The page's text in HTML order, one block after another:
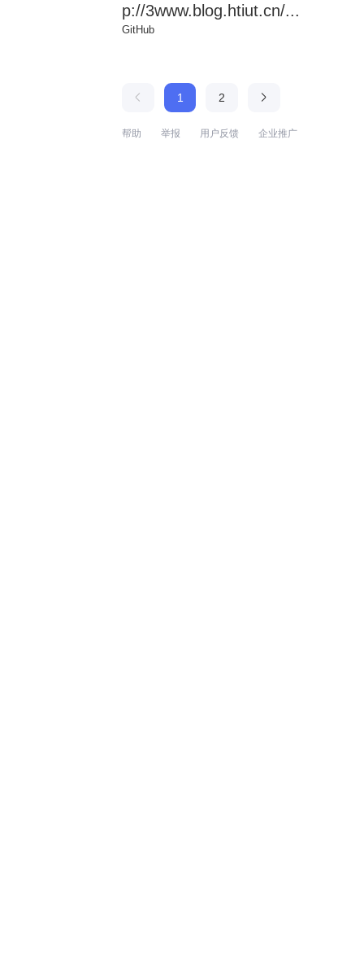
p://3www.blog.htiut.cn/...
GitHub
1 2
帮助 举报 用户反馈 企业推广